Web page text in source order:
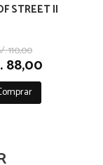
STREET II
. 110,00
88,00